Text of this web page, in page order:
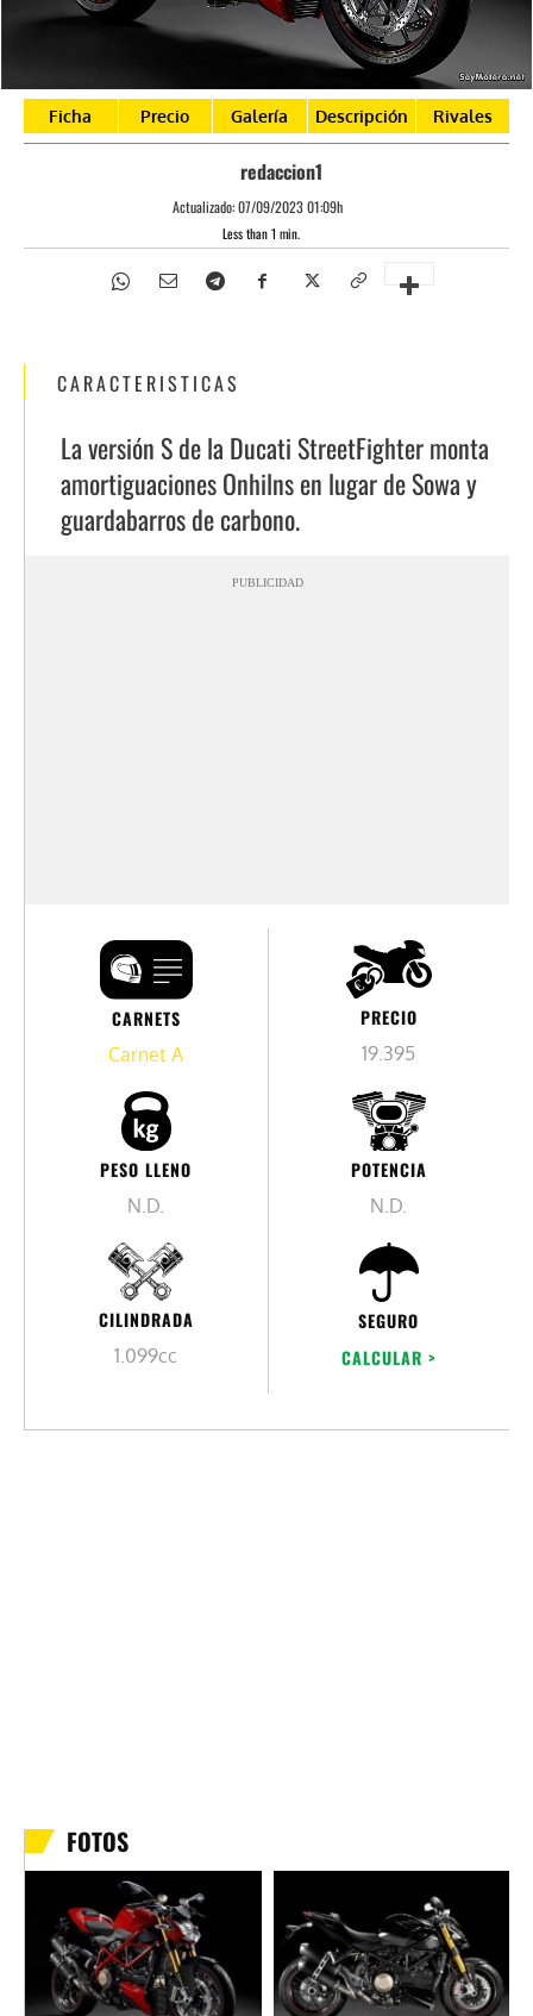
Ficha Precio Galería Descripción Rivales
redaccion1
Actualizado:07/09/2023 01:09h
Less than 1 min.
CARACTERISTICAS
La versión S de la Ducati StreetFighter monta
amortiguaciones Onhilns en lugar de Sowa y
guardabarros de carbono.
PUBLICIDAD
CARNETS
Carnet A
PRECIO
19.395
PESO LLENO
N.D.
POTENCIA
N.D.
CILINDRADA
1.099cc
SEGURO
CALCULAR >
FOTOS